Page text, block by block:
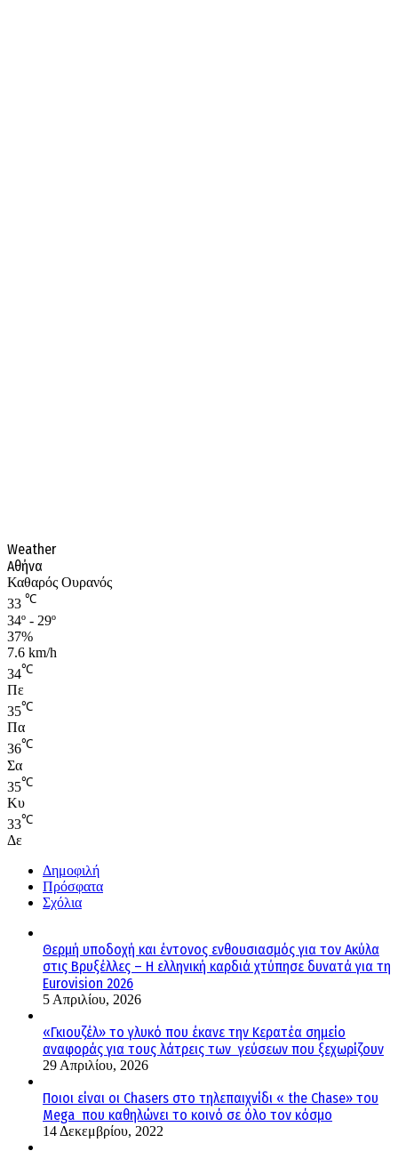
Weather
Αθήνα
Καθαρός Ουρανός
33 ℃
34º - 29º
37%
7.6 km/h
34℃
Πε
35℃
Πα
36℃
Σα
35℃
Κυ
33℃
Δε
Δημοφιλή
Πρόσφατα
Σχόλια
Θερμή υποδοχή και έντονος ενθουσιασμός για τον Ακύλα
στις Βρυξέλλες – Η ελληνική καρδιά χτύπησε δυνατά για τη
Eurovision 2026
5 Απριλίου, 2026
«Γκιουζέλ» το γλυκό που έκανε την Κερατέα σημείο
αναφοράς για τους λάτρεις των γεύσεων που ξεχωρίζουν
29 Απριλίου, 2026
Ποιοι είναι οι Chasers στο τηλεπαιχνίδι « the Chase» του
Mega που καθηλώνει το κοινό σε όλο τον κόσμο
14 Δεκεμβρίου, 2022